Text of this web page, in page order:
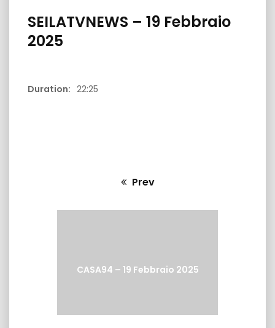
20:59
SEILATVNEWS – 19 Febbraio
2025
Duration: 22:25
Prev
CASA94 – 19 Febbraio 2025